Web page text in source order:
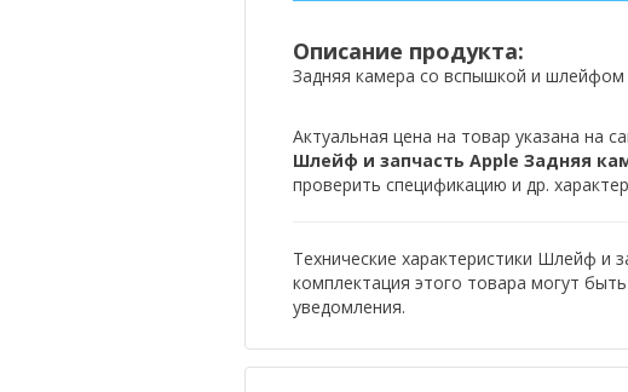
Описание продукта:
Задняя камера со вспышкой и шлейфом
Актуальная цена на товар указана на
Шлейф и запчасть Apple Задняя
проверить спецификацию и др.
Технические характеристики Шлейф и
комплектация этого товара могут
уведомления.